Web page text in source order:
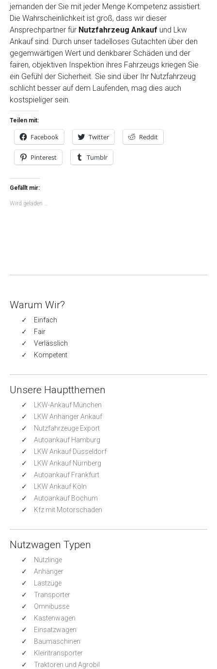
jemanden der Sie mit jeder Menge Kompetenz assistiert.
Die Wahrscheinlichkeit ist groß, dass wir dieser
Ansprechpartner für Nutzfahrzeug Ankauf und Lkw
Ankauf sind. Durch unser tadelloses Gutachten über den
gegemwärtigen Wert und denkbarer Schäden und der
fairen, objektiven Inspektion ihres Fahrzeugs kriegen Sie
ein Gefühl der Sicherheit. Sie sind über Ihr Nutzfahrzeug
schlicht besser auf dem Laufenden, mag dies auch
kostspieliger sein.
Teilen mit:
Facebook Twitter Reddit
Pinterest Tumblr
Gefällt mir:
Wird geladen …
Warum Wir?
Einfach
Fair
Verlässlich
Kompetent
Unsere Hauptthemen
LKW-Ankauf München
LKW Anhänger Ankauf
Nutzfahrzeuge Export
Autoankauf Hamburg
LKW Ankauf Düsseldorf
LKW Ankauf Nürnberg
Autoankauf Frankfurt
LKW Ankauf Köln
Autoankauf Bochum
Kfz mit Motorschaden
Nutzwagen Typen
Nützlinge
Anhänger
Lastzüge
Transporter
Omnibusse
Kastenwagen
Einsatzwagen
Baumaschinen
Kleintransporter
Traktoren und Agrobil